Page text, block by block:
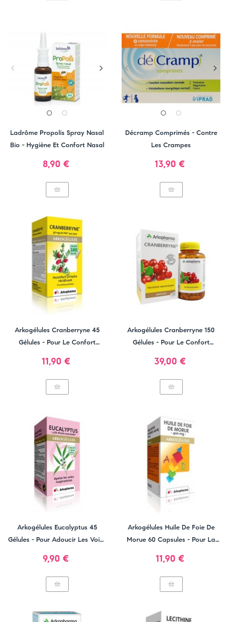
Ladrôme Propolis Spray Nasal
Bio - Hygiène Et Confort Nasal
Prix
8,90 €
Décramp Comprimés - Contre
Les Crampes
Prix
13,90 €
Arkogélules Cranberryne 45
Gélules - Pour Le Confort
Prix
11,90 €
Arkogélules Cranberryne 150
Gélules - Pour Le Confort
Prix
39,00 €
Arkogélules Eucalyptus 45
Gélules - Pour Adoucir Les Voies
Prix
9,90 €
Arkogélules Huile De Foie De
Morue 60 Capsules - Pour La
Prix
11,90 €